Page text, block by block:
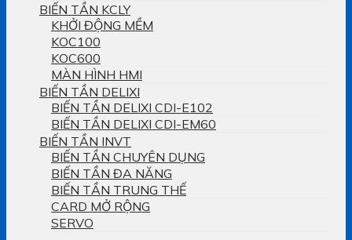
BIẾN TẦN KCLY
KHỞI ĐỘNG MỀM
KOC100
KOC600
MÀN HÌNH HMI
BIẾN TẦN DELIXI
BIẾN TẦN DELIXI CDI-E102
BIẾN TẦN DELIXI CDI-EM60
BIẾN TẦN INVT
BIẾN TẦN CHUYÊN DỤNG
BIẾN TẦN ĐA NĂNG
BIẾN TẦN TRUNG THẾ
CARD MỞ RỘNG
SERVO